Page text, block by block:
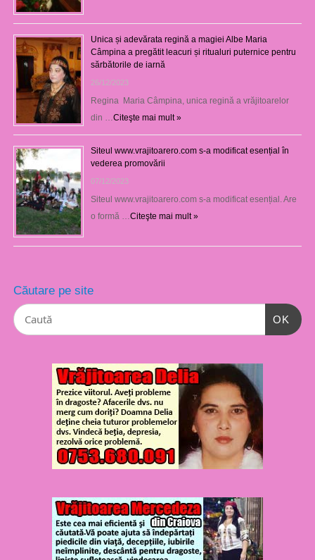
Unica și adevărata regină a magiei Albe Maria
Câmpina a pregătit leacuri și ritualuri puternice pentru
sărbătorile de iarnă
26/12/2023
Regina Maria Câmpina, unica regină a vrăjitoarelor
din … Citeşte mai mult »
Siteul www.vrajitoarero.com s-a modificat esențial în
vederea promovării
07/12/2023
Siteul www.vrajitoarero.com s-a modificat esențial. Are
o formă … Citeşte mai mult »
Căutare pe site
OK